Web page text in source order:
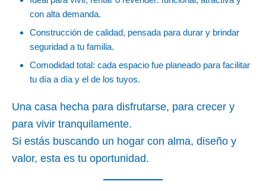
con alta demanda.
Construcción de calidad, pensada para durar y brindar
seguridad a tu familia.
Comodidad total: cada espacio fue planeado para facilitar
tu día a día y el de los tuyos.
Una casa hecha para disfrutarse, para crecer y
para vivir tranquilamente.
Si estás buscando un hogar con alma, diseño y
valor, esta es tu oportunidad.